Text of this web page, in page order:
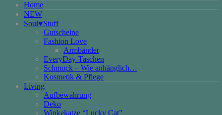
Home
NEW
Soul♥Stuff
Gutscheine
Fashion Love
Armbänder
EveryDay-Taschen
Schmuck – Wie anhänglich…
Kosmetik & Pflege
Living
Aufbewahrung
Deko
Winkekatze “Lucky Cat”